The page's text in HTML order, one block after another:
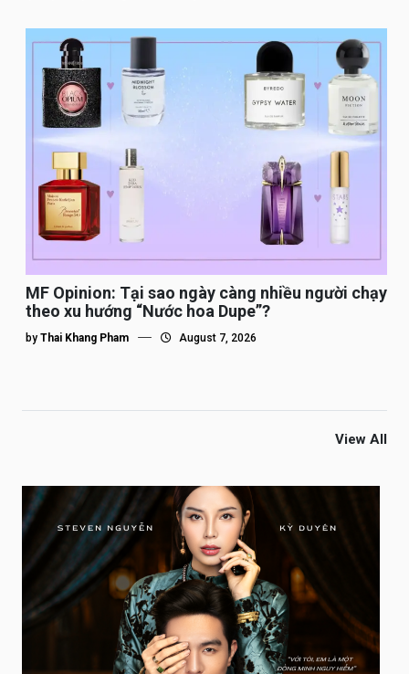
MF Opinion: Tại sao ngày càng nhiều người chạy
theo xu hướng “Nước hoa Dupe”?
by Thai Khang Pham August 7, 2026
View All